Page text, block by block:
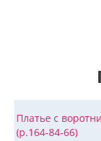
Платье с
(р.164-84-66)